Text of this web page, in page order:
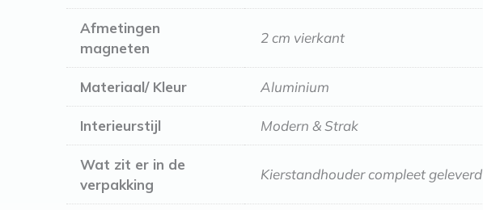
Afmetingen
magneten
2 cm vierkant
Materiaal/ Kleur Aluminium
Interieurstijl Modern & Strak
Wat zit er in de
verpakking
Kierstandhouder compleet geleverd